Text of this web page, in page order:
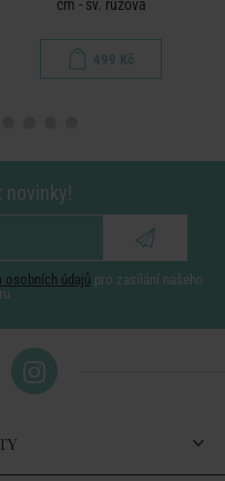
cm - sv. růžová
499 Kč
novinky!
osobních údajů pro zasílání našeho